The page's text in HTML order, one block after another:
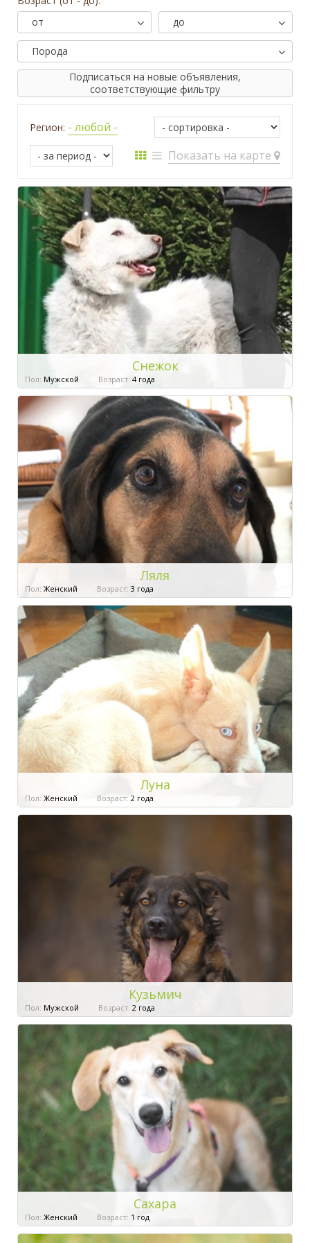
от
до
Порода
Подписаться на новые объявления,
соответствующие фильтру
Регион: - любой -
Показать на карте
Снежок
Пол: Мужской Возраст: 4 года
Ляля
Пол: Женский Возраст: 3 года
Луна
Пол: Женский Возраст: 2 года
Кузьмич
Пол: Мужской Возраст: 2 года
Сахара
Пол: Женский Возраст: 1 год